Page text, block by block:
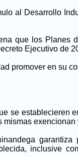
al Desarrollo
que los Planes
Ejecutivo de
promover en su
se establecieren
inclusive